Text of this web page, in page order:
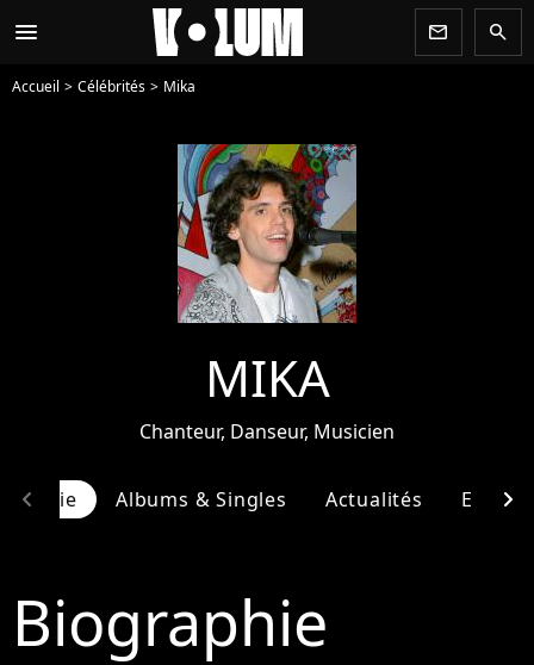
menu newsletter search
Accueil Célébrités Mika
MIKA
Chanteur, Danseur, Musicien
Albums & Singles Actualités
chevron_left chevron_right
Biographie